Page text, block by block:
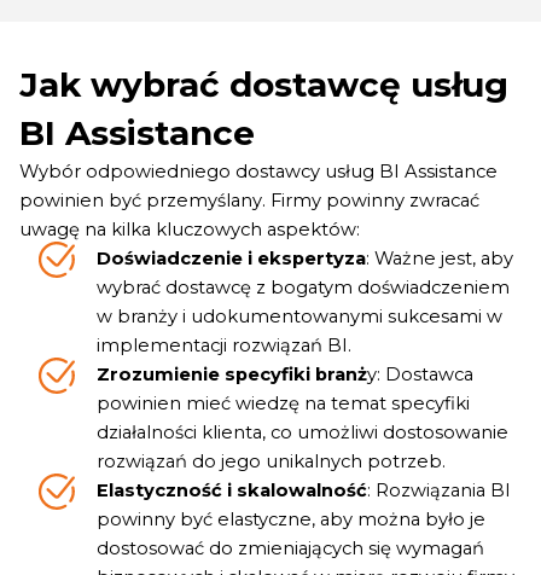
Jak wybrać dostawcę usług
BI Assistance
Wybór odpowiedniego dostawcy usług BI Assistance
powinien być przemyślany. Firmy powinny zwracać
uwagę na kilka kluczowych aspektów:
Doświadczenie i ekspertyza: Ważne jest, aby
wybrać dostawcę z bogatym doświadczeniem
w branży i udokumentowanymi sukcesami w
implementacji rozwiązań BI.
Zrozumienie specyfiki branży: Dostawca
powinien mieć wiedzę na temat specyfiki
działalności klienta, co umożliwi dostosowanie
rozwiązań do jego unikalnych potrzeb.
Elastyczność i skalowalność: Rozwiązania BI
powinny być elastyczne, aby można było je
dostosować do zmieniających się wymagań